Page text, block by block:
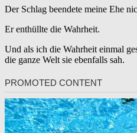
Der Schlag beendete meine Ehe
Er enthüllte die Wahrheit.
Und als ich die Wahrheit einmal
die ganze Welt sie ebenfalls sah.